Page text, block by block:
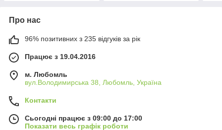
Про нас
96% позитивних з 235 відгуків за рік
Працює з 19.04.2016
м. Любомль
вул.Володимирська 38, Любомль, Україна
Контакти
Сьогодні працює з 09:00 до 17:00
Показати весь графік роботи